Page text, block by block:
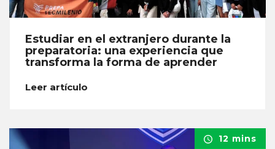
Estudiar en el extranjero durante la
preparatoria: una experiencia que
transforma la forma de aprender
Leer artículo
12 mins